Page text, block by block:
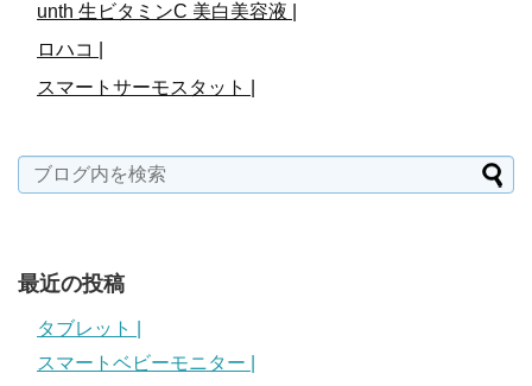
unth 生ビタミンC 美白美容液 |
ロハコ |
スマートサーモスタット |
最近の投稿
タブレット |
スマートベビーモニター |